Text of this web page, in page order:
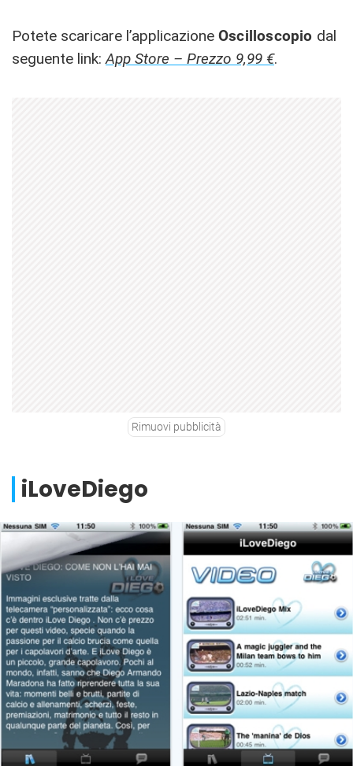
Potete scaricare l’applicazione Oscilloscopio dal
seguente link:App Store – Prezzo 9,99 €.
Rimuovi pubblicità
iLoveDiego